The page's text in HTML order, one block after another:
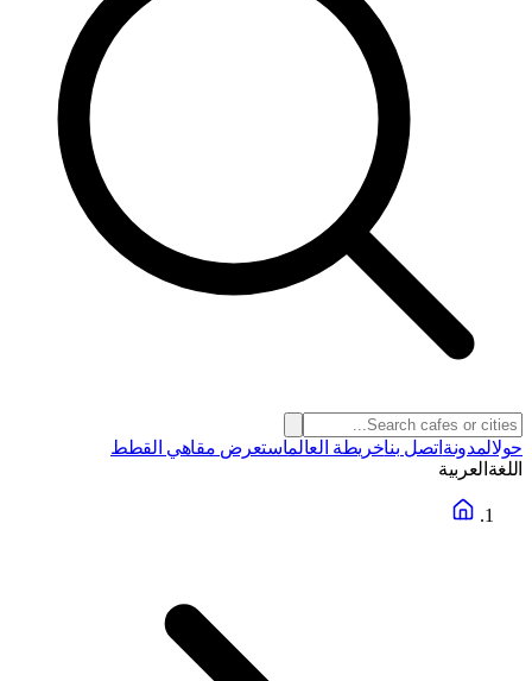
حولالمدونة اتصل بناخريطة العالماستعرض مقاهي القطط
اللغة العربية